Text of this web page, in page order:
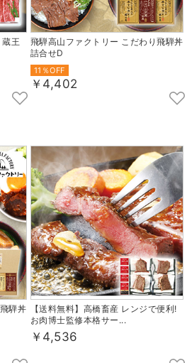
蔵王
飛騨高山ファクトリー こだわり飛騨丼
詰合せD
11％OFF
￥4,402
騨丼
【送料無料】高橋畜産 レンジで便利!
お肉博士監修本格サー...
￥4,536